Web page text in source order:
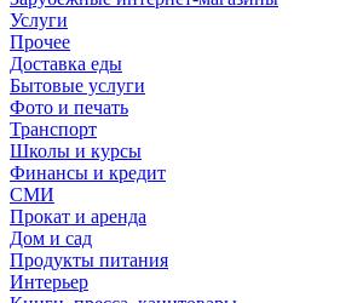
Услуги
Прочее
Доставка еды
Бытовые услуги
Фото и печать
Транспорт
Школы и курсы
Финансы и кредит
СМИ
Прокат и аренда
Дом и сад
Продукты питания
Интерьер